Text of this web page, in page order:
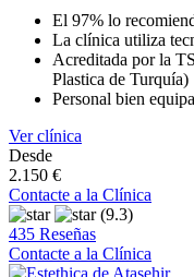
El 97% lo
La clínica utiliza
Acreditada por la
Plastica de Turquía)
Personal bien
Ver clínica
Desde
2.150 €
Contacte a la Clínica
(9.3)
435 Reseñas
Contacte a la Clínica